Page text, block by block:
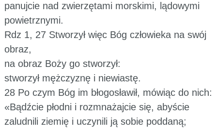
panujcie nad zwierzętami morskimi, lądowymi
powietrznymi.
Rdz 1, 27 Stworzył więc Bóg człowieka na swój
obraz,
na obraz Boży go stworzył:
stworzył mężczyznę i niewiastę.
28 Po czym Bóg im błogosławił, mówiąc do nich:
«Bądźcie płodni i rozmnażajcie się, abyście
zaludnili ziemię i uczynili ją sobie poddaną;